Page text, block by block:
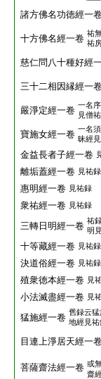
諸方佛名功徳經一
十方佛名經一卷 祐
祐
慈仁問八十種好經
三十二相因縁經一
嚴淨定經一卷 一名
見僧
寶施女經一卷 一名
昧經
金益長者子經一卷
離垢蓋經一卷 見祐録
惠明經一卷 見祐録
衆祐經一卷 見祐録
三轉日明經一卷 祐
明
十等藏經一卷 見祐録
決道俗經一卷 見祐録
殖衆徳本經一卷 見
小法滅盡經一卷 見
猛施經一卷 舊録云猛
地經見祐
目連上淨居天經一
菩薩齋法經一卷 或
齋